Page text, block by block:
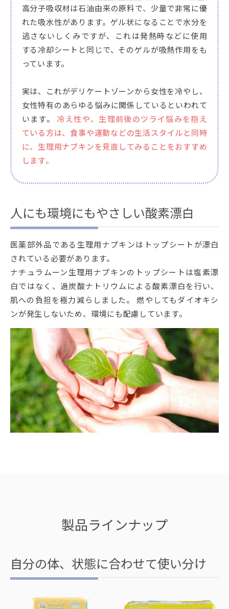
高分子吸収材は石油由来の原料で、少量で非常に優
れた吸水性があります。ゲル状になることで水分を
逃さないしくみですが、これは発熱時などに使用
する冷却シートと同じで、そのゲルが吸熱作用をも
っています。
実は、これがデリケートゾーンから女性を冷やし、
女性特有のあらゆる悩みに関係しているといわれて
います。 冷え性や、生理前後のツライ悩みを抱え
ている方は、食事や運動などの生活スタイルと同時
に、生理用ナプキンを見直してみることをおすすめ
します。
人にも環境にもやさしい酸素漂白
医薬部外品である生理用ナプキンはトップシートが漂白
されている必要があります。
ナチュラムーン生理用ナプキンのトップシートは塩素漂
白ではなく、過炭酸ナトリウムによる酸素漂白を行い、
肌への負担を極力減らしました。 燃やしてもダイオキシ
ンが発生しないため、環境にも配慮しています。
製品ラインナップ
自分の体、状態に合わせて使い分け